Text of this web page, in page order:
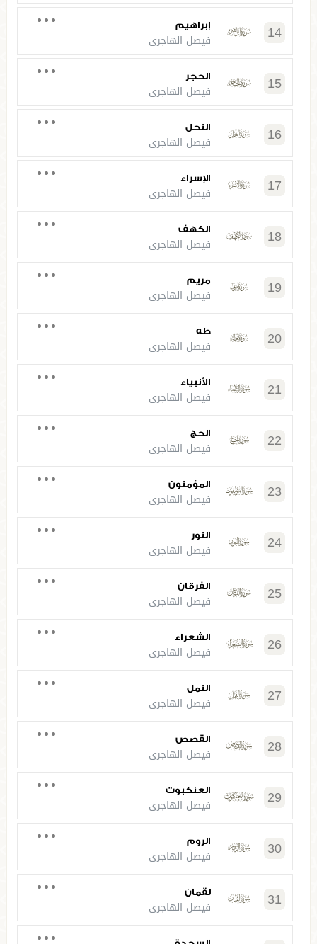
14 إبراهيم
فيصل الهاجري
15 الحجر
فيصل الهاجري
16 النحل
فيصل الهاجري
17 الإسراء
فيصل الهاجري
18 الكهف
فيصل الهاجري
19 مريم
فيصل الهاجري
20 طه
فيصل الهاجري
21 الأنبياء
فيصل الهاجري
22 الحج
فيصل الهاجري
23 المؤمنون
فيصل الهاجري
24 النور
فيصل الهاجري
25 الفرقان
فيصل الهاجري
26 الشعراء
فيصل الهاجري
27 النمل
فيصل الهاجري
28 القصص
فيصل الهاجري
29 العنكبوت
فيصل الهاجري
30 الروم
فيصل الهاجري
31 لقمان
فيصل الهاجري